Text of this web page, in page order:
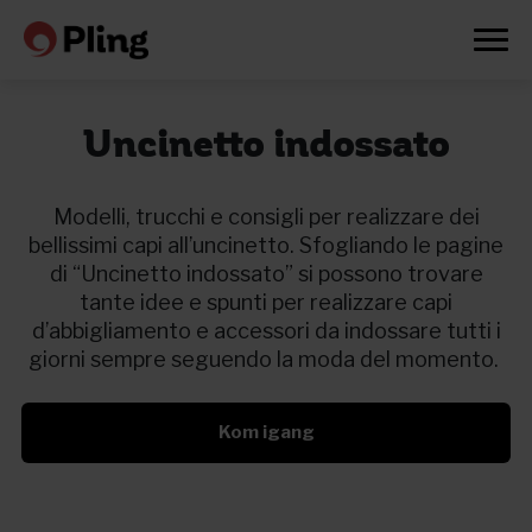
Uncinetto indossato
Modelli, trucchi e consigli per realizzare dei
bellissimi capi all’uncinetto. Sfogliando le pagine
di “Uncinetto indossato” si possono trovare
tante idee e spunti per realizzare capi
d’abbigliamento e accessori da indossare tutti i
giorni sempre seguendo la moda del momento.
Kom igang